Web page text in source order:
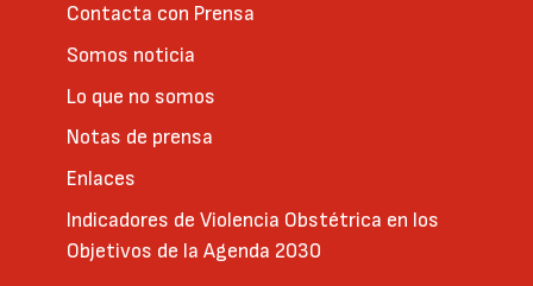
Contacta con Prensa
Somos noticia
Lo que no somos
Notas de prensa
Enlaces
Indicadores de Violencia Obstétrica en los
Objetivos de la Agenda 2030